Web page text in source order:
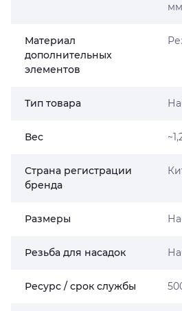
мм
Материал
дополнительных
элементов
Тип товара
Вес
Страна регистрации
бренда
Размеры
Резьба для насадок
Ресурс / срок службы